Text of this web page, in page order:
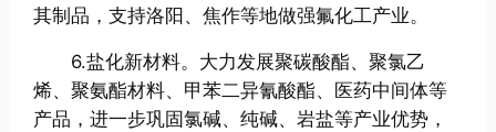
其制品，支持洛阳、焦作等地做强氟化工产业。
6.盐化新材料。大力发展聚碳酸酯、聚氯乙
烯、聚氨酯材料、甲苯二异氰酸酯、医药中间体等
产品，进一步巩固氯碱、纯碱、岩盐等产业优势，